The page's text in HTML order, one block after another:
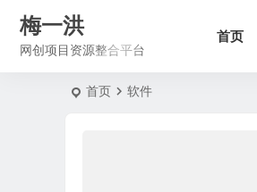
梅一洪
网创项目资源整合平台
首页
首页 软件